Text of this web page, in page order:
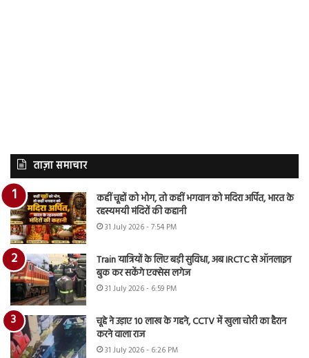
ताज़ा समाचार
कहीं चूहों को भोग, तो कहीं भगवान को मदिरा अर्पित, भारत के
रहस्यमयी मंदिरों की कहानी
31 July 2026 - 7:54 PM
Train यात्रियों के लिए बड़ी सुविधा, अब IRCTC से ऑनलाइन
बुक कर सकेंगे एक्सेस लगेज
31 July 2026 - 6:59 PM
चूहे ने उड़ाए 10 लाख के गहने, CCTV में खुला चोरी का हैरान
करने वाला राज
31 July 2026 - 6:26 PM